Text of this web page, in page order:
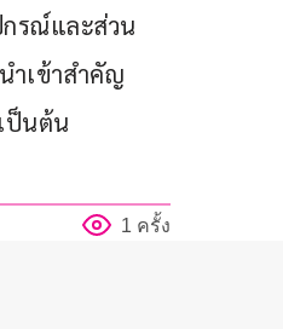
กรณ์และส่วน
ำเข้าสำคัญ
ป็นต้น
1 ครั้ง